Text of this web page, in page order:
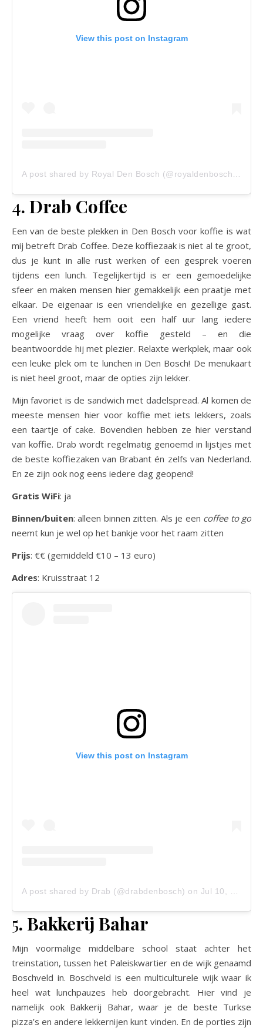
View this post on Instagram
4. Drab Coffee
Een van de beste plekken in Den Bosch voor koffie is wat
mij betreft Drab Coffee. Deze koffiezaak is niet al te groot,
dus je kunt in alle rust werken of een gesprek voeren
tijdens een lunch. Tegelijkertijd is er een gemoedelijke
sfeer en maken mensen hier gemakkelijk een praatje met
elkaar. De eigenaar is een vriendelijke en gezellige gast.
Een vriend heeft hem ooit een half uur lang iedere
mogelijke vraag over koffie gesteld – en die
beantwoordde hij met plezier. Relaxte werkplek, maar ook
een leuke plek om te lunchen in Den Bosch! De menukaart
is niet heel groot, maar de opties zijn lekker.
Mijn favoriet is de sandwich met dadelspread. Al komen de
meeste mensen hier voor koffie met iets lekkers, zoals
een taartje of cake. Bovendien hebben ze hier verstand
van koffie. Drab wordt regelmatig genoemd in lijstjes met
de beste koffiezaken van Brabant én zelfs van Nederland.
En ze zijn ook nog eens iedere dag geopend!
Gratis WiFi: ja
Binnen/buiten: alleen binnen zitten. Als je een coffee to go
neemt kun je wel op het bankje voor het raam zitten
Prijs: €€ (gemiddeld €10 – 13 euro)
Adres: Kruisstraat 12
View this post on Instagram
A post shared by Drab (@drabdenbosch) on Jul 10, 2019 at 12:55am PDT
5. Bakkerij Bahar
Mijn voormalige middelbare school staat achter het
treinstation, tussen het Paleiskwartier en de wijk genaamd
Boschveld in. Boschveld is een multiculturele wijk waar ik
heel wat lunchpauzes heb doorgebracht. Hier vind je
namelijk ook Bakkerij Bahar, waar je de beste Turkse
pizza’s en andere lekkernijen kunt vinden. En de porties zijn